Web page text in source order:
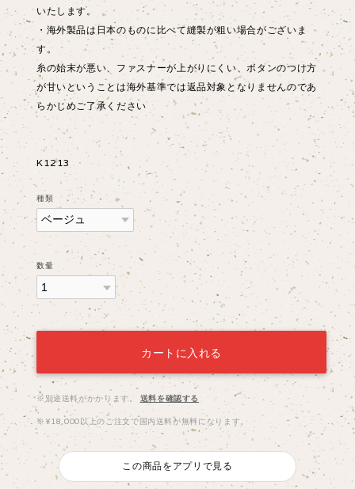
いたします。
・海外製品は日本のものに比べて縫製が粗い場合がございま
す。
糸の始末が悪い、ファスナーが上がりにくい、ボタンのつけ方
が甘いということは海外基準では返品対象となりませんのであ
らかじめご了承ください
K1213
種類
数量
カートに入れる
※別途送料がかかります。 送料を確認する
※¥18,000以上のご注文で国内送料が無料になります。
この商品をアプリで見る